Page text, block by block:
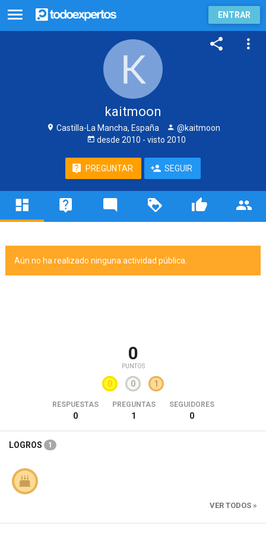
ENTRAR
kaitmoon
Castilla-La Mancha, España
@kaitmoon
desde 2010 - visto 2010
PREGUNTAR SEGUIR
Aún no ha realizado ninguna actividad pública.
0
PUNTOS
0 0 1
RESPUESTAS
0
PREGUNTAS
1
SEGUIDORES
0
LOGROS 1
VER TODOS »